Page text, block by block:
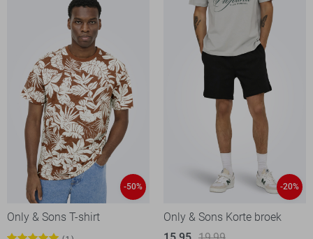
-50%
Only & Sons T-shirt
-20%
Only & Sons Korte broek